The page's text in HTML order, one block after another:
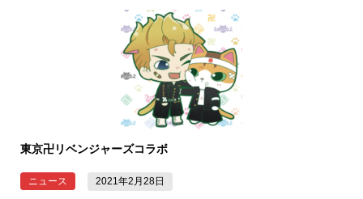
東京卍リベンジャーズコラボ
ニュース 2021年2月28日